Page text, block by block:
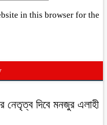
in this browser for the
নেতৃত্ব দিবে মনজুর এলাহী